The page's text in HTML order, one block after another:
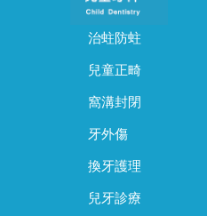
治蛀防蛀
兒童正畸
窩溝封閉
牙外傷
換牙護理
兒牙診療